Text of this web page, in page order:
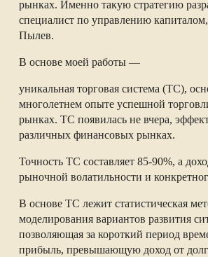
рынках. Именно такую стратегию
специалист по управлению
Пылев.
В основе моей работы —
уникальная торговая система (ТС),
многолетнем опыте успешной
рынках. ТС появилась не вчера,
различных финансовых рынках.
Точность ТС составляет 85-90%, а
рыночной волатильности и
В основе ТС лежит статистическая
моделирования вариантов развития
позволяющая за короткий период
прибыль, превышающую доход от